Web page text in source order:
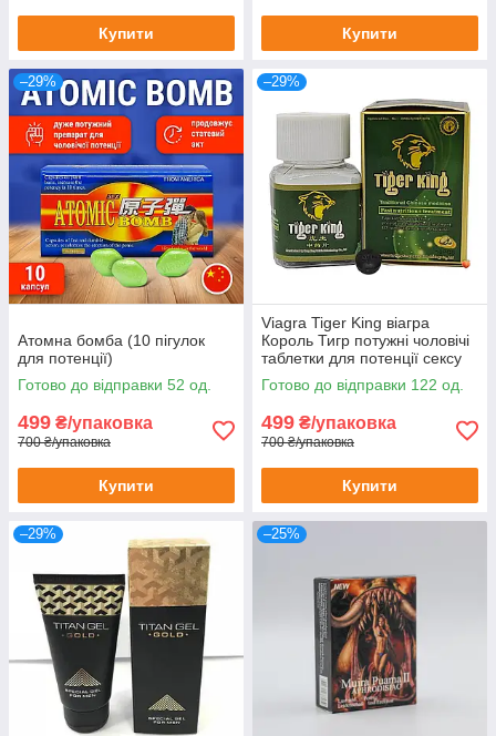
Купити Купити
–29%
Атомна бомба (10 пігулок
для потенції)
Готово до відправки 52 од.
499 ₴/упаковка
700 ₴/упаковка
Купити
–29%
Viagra Tiger King віагра
Король Тигр потужні чоловічі
таблетки для потенції сексу
ерекції лібідо збільшення
потенції 10шт
Готово до відправки 122 од.
499 ₴/упаковка
700 ₴/упаковка
Купити
–29% –25%